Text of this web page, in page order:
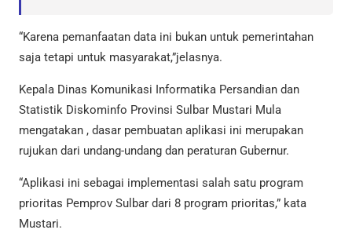
“Karena pemanfaatan data ini bukan untuk pemerintahan
saja tetapi untuk masyarakat,”jelasnya.
Kepala Dinas Komunikasi Informatika Persandian dan
Statistik Diskominfo Provinsi Sulbar Mustari Mula
mengatakan , dasar pembuatan aplikasi ini merupakan
rujukan dari undang-undang dan peraturan Gubernur.
“Aplikasi ini sebagai implementasi salah satu program
prioritas Pemprov Sulbar dari 8 program prioritas,” kata
Mustari.